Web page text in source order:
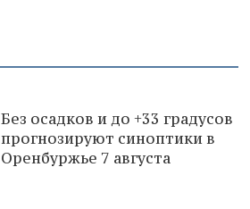
Без осадков и до +33 градусов
прогнозируют синоптики в
Оренбуржье 7 августа